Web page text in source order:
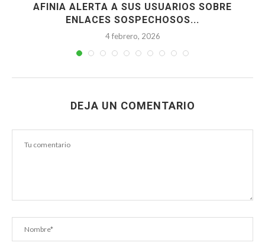
AFINIA ALERTA A SUS USUARIOS SOBRE
ENLACES SOSPECHOSOS...
4 febrero, 2026
DEJA UN COMENTARIO